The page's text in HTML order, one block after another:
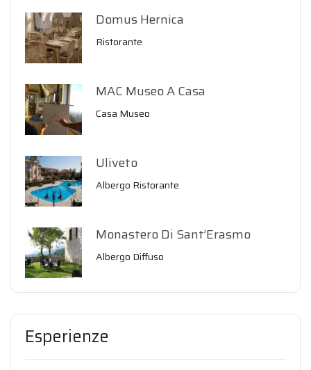
Domus Hernica
Ristorante
MAC Museo A Casa
Casa Museo
Uliveto
Albergo Ristorante
Monastero Di Sant’Erasmo
Albergo Diffuso
Esperienze